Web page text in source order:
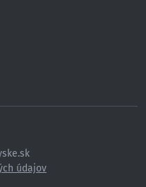
údajov